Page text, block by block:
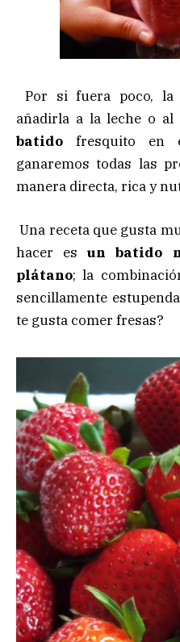
Por si fuera poco, la
añadirla a la leche o al
batido fresquito en
ganaremos todas las
manera directa, rica y
Una receta que gusta
hacer esun batido
plátano; la
sencillamente
te gusta comer fresas?